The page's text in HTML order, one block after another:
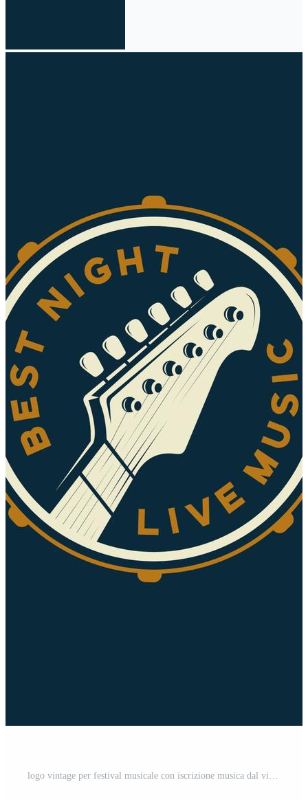
logo vintage per festival musicale con iscrizione musica dal vivo, manico della chitarra e posto per testo in stile retrò Vettore Gratuito